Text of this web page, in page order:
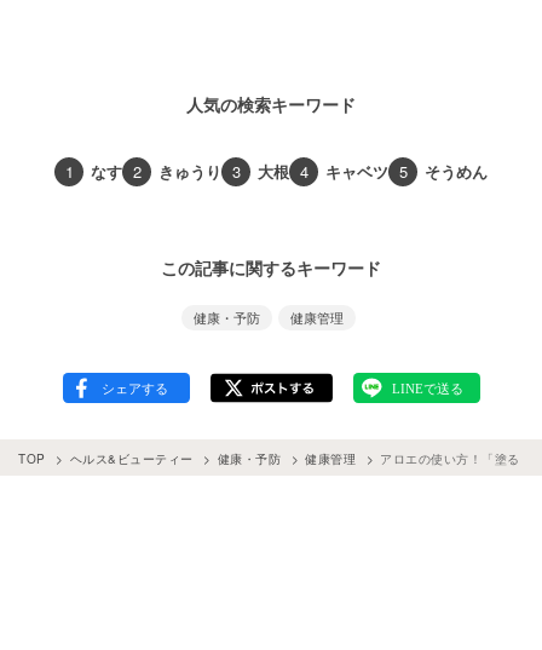
人気の検索キーワード
1 なす 2 きゅうり 3 大根 4 キャベツ 5 そうめん
この記事に関するキーワード
健康・予防 健康管理
TOP ヘルス&ビューティー 健康・予防 健康管理 アロエの使い方！「塗る・